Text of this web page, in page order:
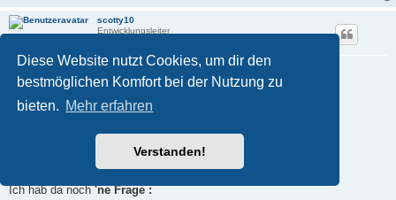
Diese Website nutzt Cookies, um dir den
bestmöglichen Komfort bei der Nutzung zu
bieten. Mehr erfahren
Verstanden!
scotty10
Entwicklungsleiter
Re: kuriose Startschwierigkeiten
B
i
06.03.2026, 23:19
Nabend Allerseits ,
meine Beschreibung noch
auseinander zu klamüser'n"...
Ich hab da noch'ne Frage :